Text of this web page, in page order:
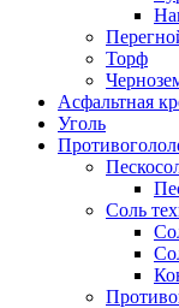
Торф
Асфальтная
Уголь
Соль